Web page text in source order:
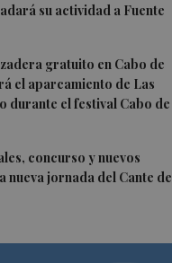
su actividad a Fuente
gratuito en Cabo de
el aparcamiento de Las
durante el festival Cabo de
concurso y nuevos
nueva jornada del Cante de